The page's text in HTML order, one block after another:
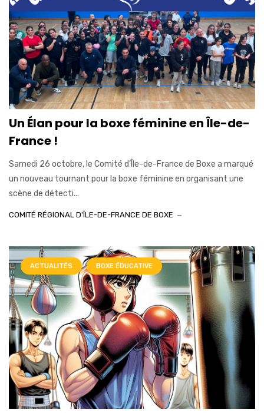
Un Élan pour la boxe féminine en Île-de-
France !
Samedi 26 octobre, le Comité d’Île-de-France de Boxe a marqué
un nouveau tournant pour la boxe féminine en organisant une
scène de détecti...
COMITÉ RÉGIONAL D'ÎLE-DE-FRANCE DE BOXE
ACTUALITÉS BOXE ÉDUCATIVE